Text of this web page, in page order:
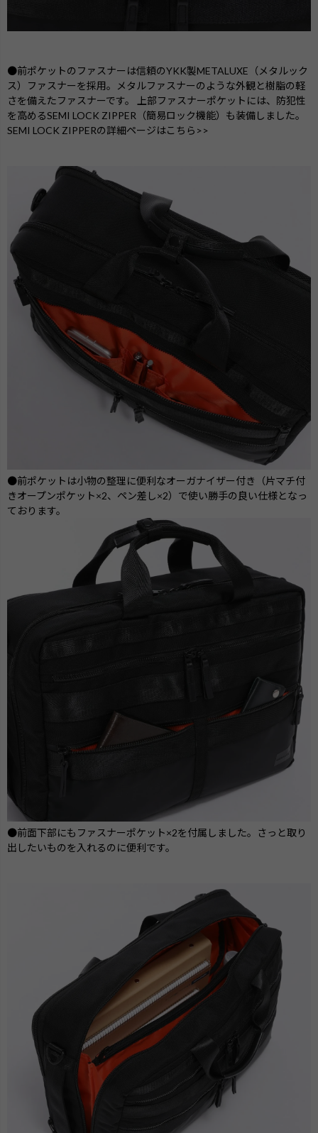
●前ポケットのファスナーは信頼のYKK製METALUXE（メタルック
ス）ファスナーを採用。メタルファスナーのような外観と樹脂の軽
さを備えたファスナーです。 上部ファスナーポケットには、防犯性
を高めるSEMI LOCK ZIPPER（簡易ロック機能）も装備しました。
SEMI LOCK ZIPPERの詳細ページはこちら>>
●前ポケットは小物の整理に便利なオーガナイザー付き（片マチ付
きオープンポケット×2、ペン差し×2）で使い勝手の良い仕様となっ
ております。
●前面下部にもファスナーポケット×2を付属しました。さっと取り
出したいものを入れるのに便利です。